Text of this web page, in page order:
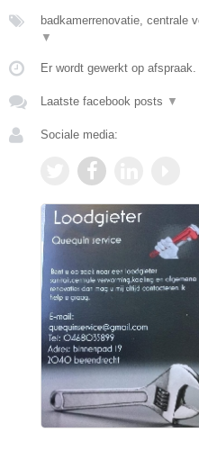
badkamerrenovatie, centrale
▼
Er wordt gewerkt op afspraak.
Laatste facebook posts ▼
Sociale media: